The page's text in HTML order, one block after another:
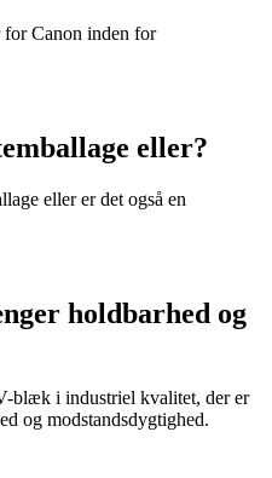
Canon inden for
eller?
eller er det også en
holdbarhed og
blæk i industriel kvalitet, der er
og modstandsdygtighed.